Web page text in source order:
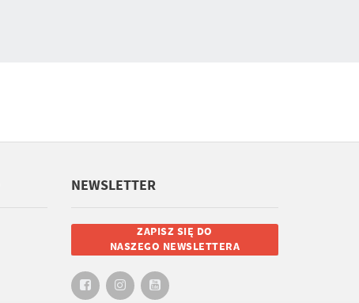
NEWSLETTER
ZAPISZ SIĘ DO
NASZEGO NEWSLETTERA